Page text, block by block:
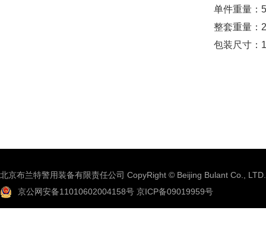
单件重量：
整套重量：
包装尺寸：
北京布兰特警用装备有限责任公司 CopyRight © Beijing Bulant Co., LTD.
京公网安备11010602004158号 京ICP备09019959号